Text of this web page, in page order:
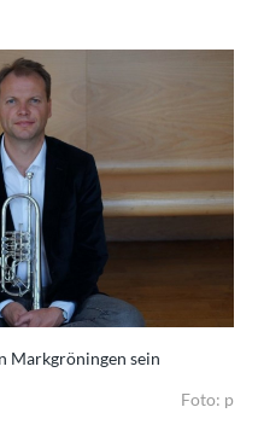
Markgröningen sein
Foto: p